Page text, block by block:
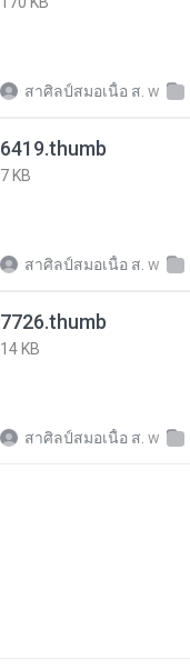
สาศิลป์สมอเนื้อ ส. w
6419.thumb
7 KB
สาศิลป์สมอเนื้อ ส. w
7726.thumb
14 KB
สาศิลป์สมอเนื้อ ส. w